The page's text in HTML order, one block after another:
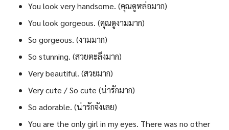
You look very handsome. (คุณดูหล่อมาก)
You look gorgeous. (คุณดูงามมาก)
So gorgeous. (งามมาก)
So stunning. (สวยตะลึงมาก)
Very beautiful. (สวยมาก)
Very cute / So cute (น่ารักมาก)
So adorable. (น่ารักจังเลย)
You are the only girl in my eyes. There was no other